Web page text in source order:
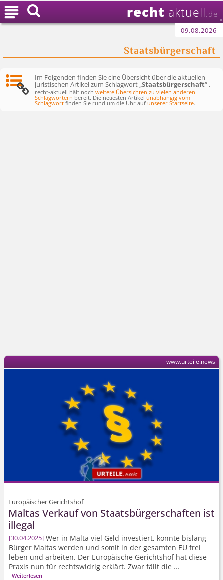
recht-aktuell .de
09.08.2026
Staatsbürgerschaft

Im Folgenden finden Sie eine Übersicht über die aktuellen
juristischen Artikel zum Schlagwort „Staatsbürgerschaft“ .
recht-aktuell hält nochweitere Übersichten zu vielen anderen
Schlagwörtern bereit. Die neuesten Artikelunabhängig vom
Schlagwort finden Sie rund um die Uhr aufunserer Startseite.
Europäischer Gerichtshof
Maltas Verkauf von Staatsbür­gerschaften ist
illegal
30.04.2025 Wer in Malta viel Geld investiert, konnte bislang
Bürger Maltas werden und somit in der gesamten EU frei
leben und arbeiten. Der Europäische Gerichtshof hat diese
Praxis nun für rechtswidrig erklärt. Zwar fällt die ...
Weiterlesen
www.urteile.news